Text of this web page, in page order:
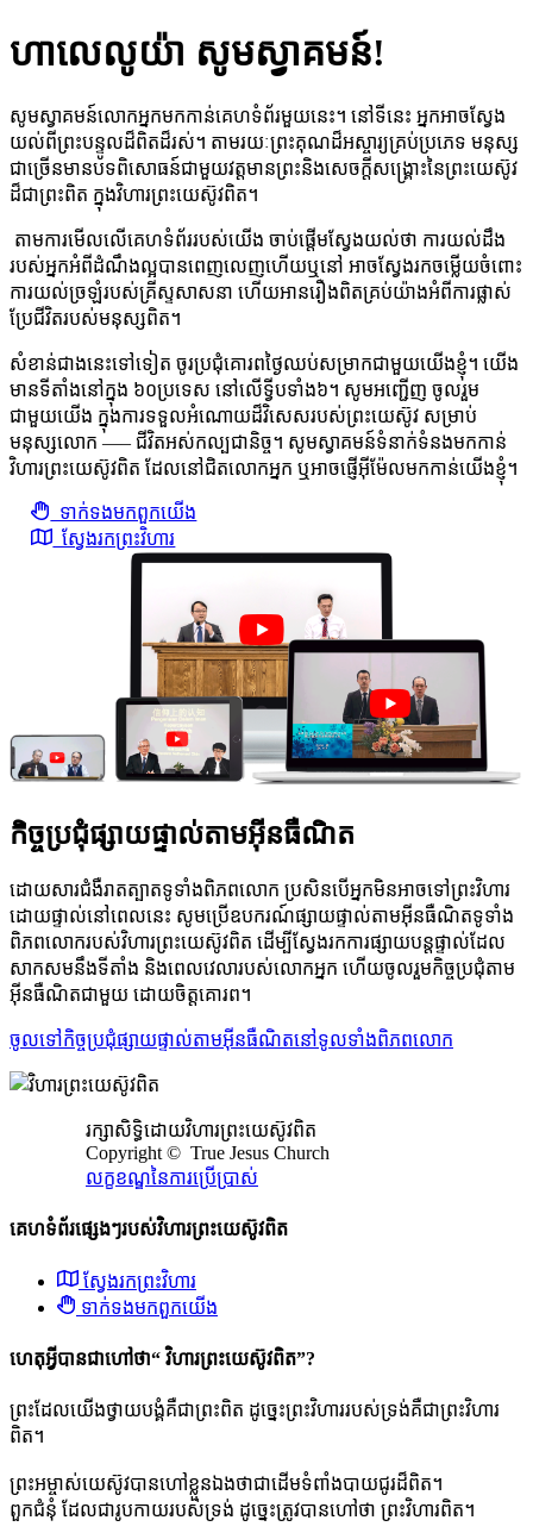
​ហាលេលូយ៉ា សូមស្វាគមន៍!
សូមស្វាគមន៍លោកអ្នកមកកាន់គេហទំព័រមួយនេះ។ នៅទីនេះ អ្នកអាចស្វែង
យល់ពីព្រះបន្ទូលដ៏ពិតដ៏រស់។ តាមរយៈព្រះគុណដ៏អស្ចារ្យគ្រប់ប្រភេទ មនុស្ស
ជាច្រើនមានបទពិសោធន៍ជាមួយវត្តមានព្រះនិងសេចក្តីសង្គ្រោះនៃព្រះយេស៊ូវ
ដ៏ជាព្រះពិត ក្នុងវិហារព្រះយេស៊ូវពិត។
តាមការមើលលើគេហទំព័ររបស់យើង ចាប់ផ្តើមស្វែងយល់ថា ការយល់ដឹង
របស់អ្នកអំពីដំណឹងល្អបានពេញលេញហើយឬនៅ អាចស្វែងរកចម្លើយចំពោះ
ការយល់ច្រឡំរបស់គ្រីស្ទសាសនា ហើយអានរឿងពិតគ្រប់យ៉ាងអំពីការផ្លាស់
ប្រែជីវិតរបស់មនុស្សពិត។
សំខាន់ជាងនេះទៅទៀត ចូរប្រជុំគោរពថ្ងៃឈប់សម្រាកជាមួយយើងខ្ញុំ។ យើង
មានទីតាំងនៅក្នុង ៦០ប្រទេស នៅលើទ្វីបទាំង៦។ សូមអញ្ជើញ ចូលរួម
ជាមួយយើង ក្នុងការទទួលអំណោយដ៏វិសេសរបស់ព្រះយេស៊ូវ សម្រាប់
មនុស្សលោក —– ជីវិតអស់កល្បជានិច្ច។ សូមស្វាគមន៍ទំនាក់ទំនងមកកាន់
វិហារព្រះយេស៊ូវពិត ដែលនៅជិតលោកអ្នក ឬអាចផ្ញើអ៊ីម៉ែលមកកាន់យើងខ្ញុំ។
ទាក់ទង​មក​ពួក​យើង
ស្វែងរកព្រះវិហារ
កិច្ចប្រជុំផ្សាយផ្ទាល់តាមអ៊ីនធឺណិត
ដោយសារជំងឺរាតត្បាតទូទាំងពិភពលោក ប្រសិនបើអ្នកមិនអាចទៅព្រះវិហារ
ដោយផ្ទាល់នៅពេលនេះ សូមប្រើឧបករណ៍ផ្សាយផ្ទាល់តាមអ៊ីនធឺណិតទូទាំង
ពិភពលោករបស់វិហារព្រះយេស៊ូវពិត ដើម្បីស្វែងរកការផ្សាយបន្តផ្ទាល់ដែល
សាកសមនឹងទីតាំង និងពេលវេលារបស់លោកអ្នក ហើយចូលរួមកិច្ចប្រជុំតាម
អ៊ីនធឺណិតជាមួយ ដោយចិត្តគោរព។
ចូលទៅកិច្ចប្រជុំផ្សាយផ្ទាល់តាមអ៊ីនធឺណិតនៅទូលទាំងពិភពលោក
រក្សាសិទ្ធិដោយវិហារព្រះយេស៊ូវពិត​
Copyright © True Jesus Church
លក្ខខណ្ឌនៃការប្រើប្រាស់
គេហទំព័រផ្សេងៗរបស់​វិហារព្រះយេស៊ូវពិត​
ស្វែងរកព្រះវិហារ
ទាក់ទង​មក​ពួក​យើង
ហេតុអ្វីបានជាហៅថា“ វិហារព្រះយេស៊ូវពិត”?
ព្រះដែលយើងថ្វាយបង្គំគឺជាព្រះពិត ដូច្នេះព្រះវិហាររបស់ទ្រង់គឺជាព្រះវិហារ
ពិត។
ព្រះអម្ចាស់យេស៊ូវបានហៅខ្លួនឯងថាជាដើមទំពាំងបាយជូរដ៏ពិត។
ពួកជំនុំ ដែលជារូបកាយរបស់ទ្រង់ ដូច្នេះត្រូវបានហៅថា​ ព្រះវិហារពិត។